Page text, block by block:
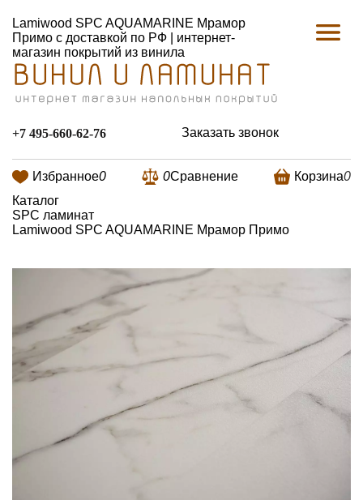
Lamiwood SPC AQUAMARINE Мрамор
Примо с доставкой по РФ | интернет-
магазин покрытий из винила
+7 495-660-62-76 Заказать звонок
Избранное0 0Сравнение Корзина0
Каталог
SPC ламинат
Lamiwood SPC AQUAMARINE Мрамор Примо